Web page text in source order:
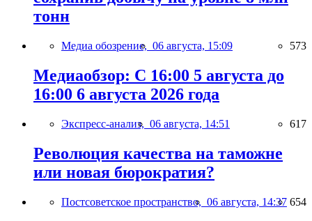
тонн
Медиа обозрение, 06 августа, 15:09 573
Медиаобзор: С 16:00 5 августа до
16:00 6 августа 2026 года
Экспресс-анализ, 06 августа, 14:51 617
Революция качества на таможне
или новая бюрократия?
Постсоветское пространство, 06 августа, 14:37 654